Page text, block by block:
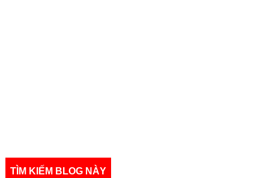
TÌM KIẾM BLOG NÀY